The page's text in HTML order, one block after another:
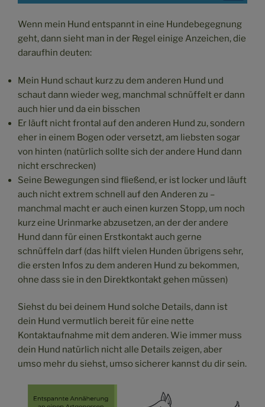
Wenn mein Hund entspannt in eine Hundebegegnung
geht, dann sieht man in der Regel einige Anzeichen, die
daraufhin deuten:
Mein Hund schaut kurz zu dem anderen Hund und
schaut dann wieder weg, manchmal schnüffelt er dann
auch hier und da ein bisschen
Er läuft nicht frontal auf den anderen Hund zu, sondern
eher in einem Bogen oder versetzt, am liebsten sogar
von hinten (natürlich sollte sich der andere Hund dann
nicht erschrecken)
Seine Bewegungen sind fließend, er ist locker und läuft
auch nicht extrem schnell auf den Anderen zu –
manchmal macht er auch einen kurzen Stopp, um noch
kurz eine Urinmarke abzusetzen, an der der andere
Hund dann für einen Erstkontakt auch gerne
schnüffeln darf (das hilft vielen Hunden übrigens sehr,
die ersten Infos zu dem anderen Hund zu bekommen,
ohne dass sie in den Direktkontakt gehen müssen)
Siehst du bei deinem Hund solche Details, dann ist
dein Hund vermutlich bereit für eine nette
Kontaktaufnahme mit dem anderen. Wie immer muss
dein Hund natürlich nicht alle Details zeigen, aber
umso mehr du siehst, umso sicherer kannst du dir sein.